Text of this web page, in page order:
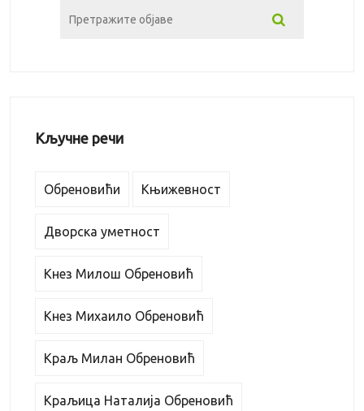
Кључне речи
Обреновићи Књижевност
Дворска уметност
Кнез Милош Обреновић
Кнез Михаило Обреновић
Краљ Милан Обреновић
Краљица Наталија Обреновић